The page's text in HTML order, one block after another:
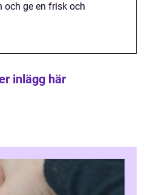
ge en frisk och
inlägg här